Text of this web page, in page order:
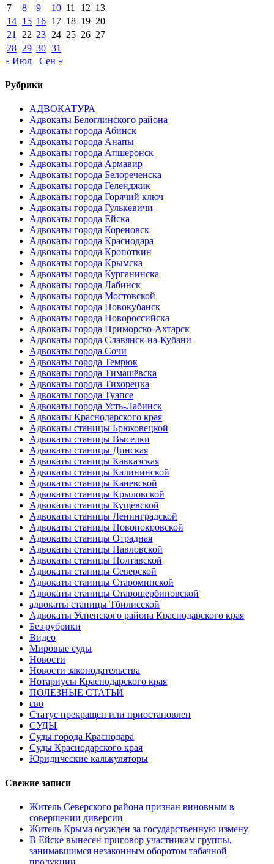
7
8 9 10 11 12 13
14 15 16 17 18 19 20
21
22 23 24 25 26 27
28 29 30 31
« Июл
Сен »
Рубрики
АДВОКАТУРА
Адвокаты Белоглинского района
Адвокаты города Абинск
Адвокаты города Анапы
Адвокаты города Апшеронск
Адвокаты города Армавир
Адвокаты города Белореченска
Адвокаты города Геленджик
Адвокаты города Горячий ключ
Адвокаты города Гулькевичи
Адвокаты города Ейска
Адвокаты города Кореновск
Адвокаты города Краснодара
Адвокаты города Кропоткин
Адвокаты города Крымска
Адвокаты города Курганинска
Адвокаты города Лабинск
Адвокаты города Мостовской
Адвокаты города Новокубанск
Адвокаты города Новороссийска
Адвокаты города Приморско-Ахтарск
Адвокаты города Славянск-на-Кубани
Адвокаты города Сочи
Адвокаты города Темрюк
Адвокаты города Тимашёвска
Адвокаты города Тихорецка
Адвокаты города Туапсе
Адвокаты города Усть-Лабинск
Адвокаты Краснодарского края
Адвокаты станицы Брюховецкой
Адвокаты станицы Выселки
Адвокаты станицы Динская
Адвокаты станицы Кавказская
Адвокаты станицы Калининской
Адвокаты станицы Каневской
Адвокаты станицы Крыловской
Адвокаты станицы Кущевской
Адвокаты станицы Ленинградской
Адвокаты станицы Новопокровской
Адвокаты станицы Отрадная
Адвокаты станицы Павловской
Адвокаты станицы Полтавской
Адвокаты станицы Северской
Адвокаты станицы Староминской
Адвокаты станицы Старощербиновской
адвокаты станицы Тбилисской
Адвокаты Успенского района Краснодарского края
Без рубрики
Видео
Мировые суды
Новости
Новости законодательства
Нотариусы Краснодарского края
ПОЛЕЗНЫЕ СТАТЬИ
сво
Статус прекращен или приостановлен
СУДЫ
Суды города Краснодара
Суды Краснодарского края
Юридические калькуляторы
Свежие записи
Житель Северского района признан виновным в
совершении диверсии
Житель Крыма осужден за государственную измену
В Ейске вынесен приговор участникам группы,
занимавшимся незаконным оборотом табачной
продукции